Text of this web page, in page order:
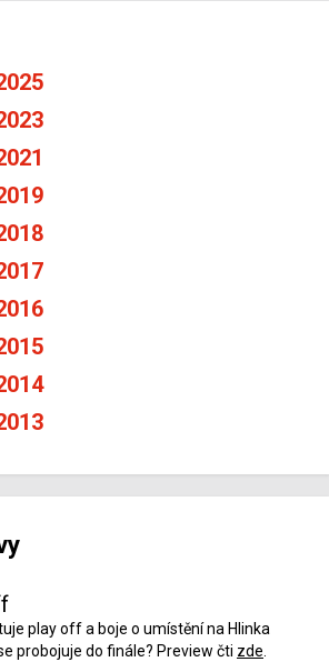
play off a boje o umístění na Hlinka
probojuje do finále? Preview čti zde